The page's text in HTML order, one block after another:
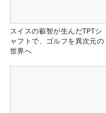
スイスの叡智が生んだTPTシ
ャフトで、ゴルフを異次元の
世界へ